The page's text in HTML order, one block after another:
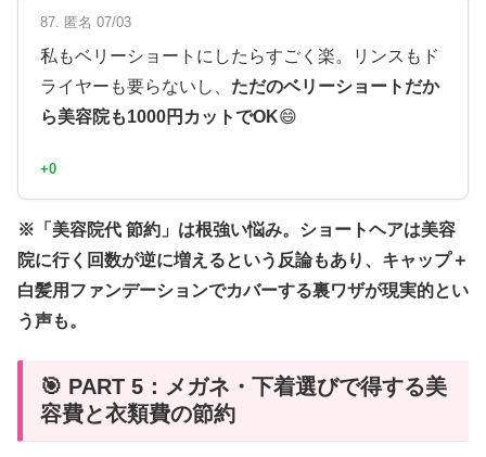
87. 匿名 07/03
私もベリーショートにしたらすごく楽。リンスもド
ライヤーも要らないし、 ただのベリーショートだか
ら美容院も1000円カットでOK😄
+0
※「美容院代 節約」は根強い悩み。ショートヘアは美容
院に行く回数が逆に増えるという反論もあり、キャップ＋
白髪用ファンデーションでカバーする裏ワザが現実的とい
う声も。
🎯 PART 5：メガネ・下着選びで得する美
容費と衣類費の節約